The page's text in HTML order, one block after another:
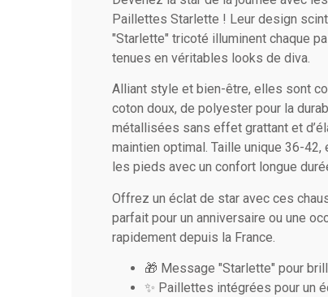
Paillettes Starlette ! Leur design
"Starlette" tricoté illuminent chaque
tenues en véritables looks de diva.
Alliant style et bien-être, elles sont
coton doux, de polyester pour la
métallisées sans effet grattant et
maintien optimal. Taille unique 36-42,
les pieds avec un confort longue
Offrez un éclat de star avec ces
parfait pour un anniversaire ou une
rapidement depuis la France.
🎁 Message "Starlette" pour
✨ Paillettes intégrées pour un